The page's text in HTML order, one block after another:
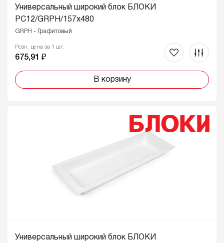
Универсальный широкий блок БЛОКИ
PC12/GRPH/157x480
GRPH - Графитовый
Розн. цена за 1 шт.
675,91 ₽
В корзину
Универсальный широкий блок БЛОКИ